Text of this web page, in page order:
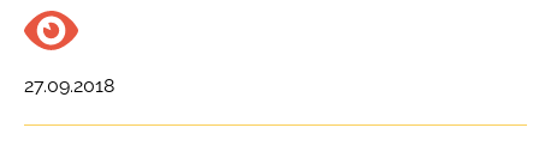
27.09.2018